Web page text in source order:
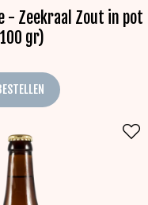
- Zeekraal Zout in pot
gr)